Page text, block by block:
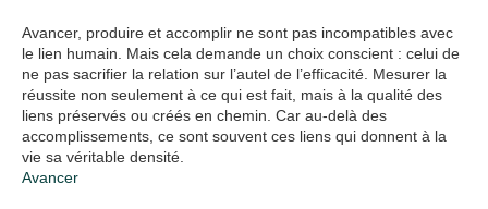
Avancer, produire et accomplir ne sont pas incompatibles avec
le lien humain. Mais cela demande un choix conscient : celui de
ne pas sacrifier la relation sur l’autel de l’efficacité. Mesurer la
réussite non seulement à ce qui est fait, mais à la qualité des
liens préservés ou créés en chemin. Car au-delà des
accomplissements, ce sont souvent ces liens qui donnent à la
vie sa véritable densité.
Avancer